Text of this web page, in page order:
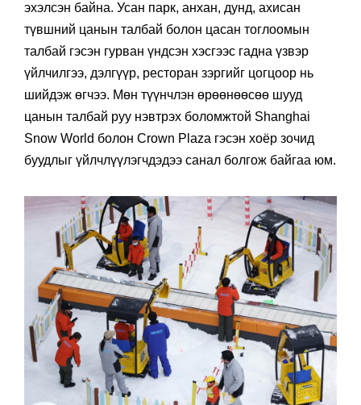
эхэлсэн байна. Усан парк, анхан, дунд, ахисан
түвшний цанын талбай болон цасан тоглоомын
талбай гэсэн гурван үндсэн хэсгээс гадна үзвэр
үйлчилгээ, дэлгүүр, ресторан зэргийг цогцоор нь
шийдэж өгчээ. Мөн түүнчлэн өрөөнөөсөө шууд
цанын талбай руу нэвтрэх боломжтой Shanghai
Snow World болон Crown Plaza гэсэн хоёр зочид
буудлыг үйлчлүүлэгчдэдээ санал болгож байгаа юм.